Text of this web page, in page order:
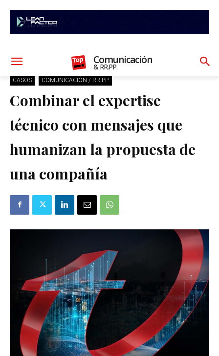
Comunicación
& RR.PP.
CASOS COMUNICACIÓN / RR.PP.
Combinar el expertise
técnico con mensajes que
humanizan la propuesta de
una compañía